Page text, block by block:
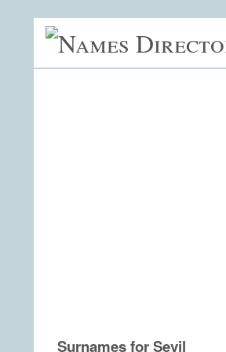
Surnames for Sevil